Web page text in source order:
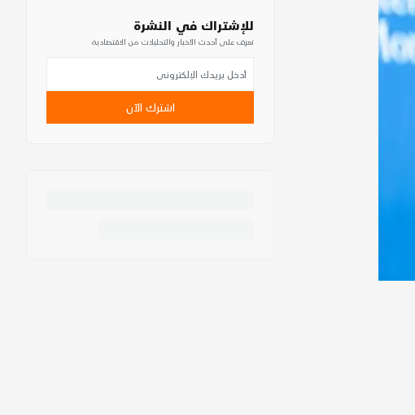
للإشتراك في النشرة
تعرف على أحدث الأخبار والتحليلات من الاقتصادية
اشترك الآن